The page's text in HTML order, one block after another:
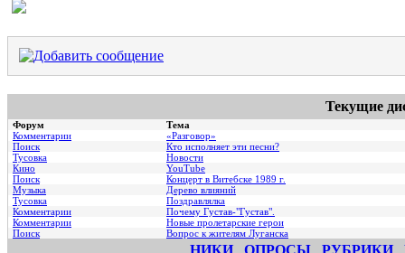
Текущие
Форум
Тема
Комментарии
«Разговор»
Поиск
Кто исполняет эти песни?
Тусовка
Новости
Кино
YouTube
Поиск
Концерт в Витебске 1989 г.
Музыка
Дерево влияний
Тусовка
Поздравлялка
Комментарии
Почему Густав-"Густав".
Комментарии
Hовые пролетарские герои
Поиск
Вопрос к жителям Луганска
НИКИ ОПРОСЫ РУБРИКИ